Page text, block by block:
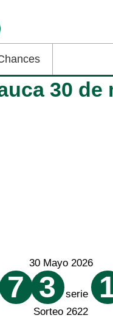
30 de
30 Mayo 2026
7 3 serie
Sorteo 2622